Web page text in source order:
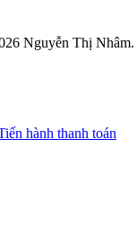
Nguyễn Thị Nhâm.
hành thanh toán